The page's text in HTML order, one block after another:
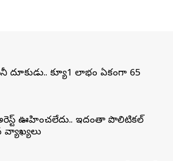
దూకుడు.. క్యూ1 లాభం ఏకంగా 65
ఊహించలేదు.. ఇదంతా పొలిటికల్